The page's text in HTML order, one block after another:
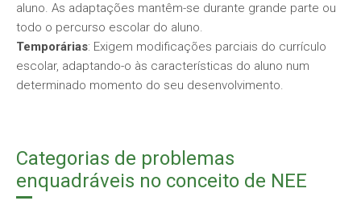
aluno. As adaptações mantêm-se durante grande parte ou
todo o percurso escolar do aluno.
Temporárias: Exigem modificações parciais do currículo
escolar, adaptando-o às características do aluno num
determinado momento do seu desenvolvimento.
Categorias de problemas
enquadráveis no conceito de NEE